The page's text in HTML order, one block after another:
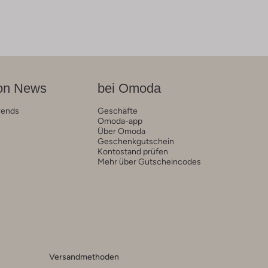
News bei Omoda
Geschäfte
Omoda-app
Über Omoda
Geschenkgutschein
Kontostand prüfen
Mehr über Gutscheincodes
Versandmethoden